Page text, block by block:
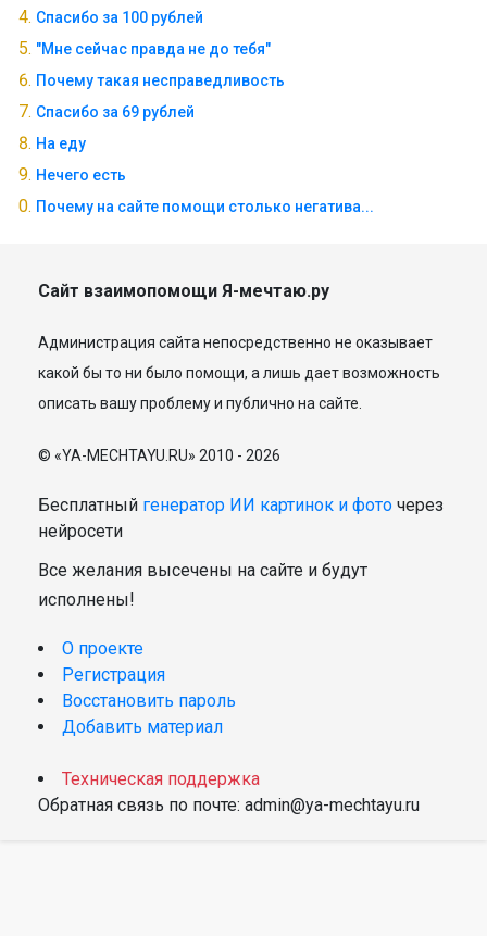
Спасибо за 100 рублей
"Мне сейчас правда не до тебя"
Почему такая несправедливость
Спасибо за 69 рублей
На еду
Нечего есть
Почему на сайте помощи столько негатива...
Сайт взаимопомощи Я-мечтаю.ру
Администрация сайта непосредственно не оказывает
какой бы то ни было помощи, а лишь дает возможность
описать вашу проблему и публично на сайте.
© «YA-MECHTAYU.RU» 2010 - 2026
Бесплатный генератор ИИ картинок и фото через
нейросети
Все желания высечены на сайте и будут
исполнены!
О проекте
Регистрация
Восстановить пароль
Добавить материал
Техническая поддержка
Обратная связь по почте: admin@ya-mechtayu.ru